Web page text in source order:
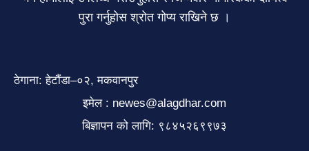
पुरा गर्नुहोस श्रोत गोप्य राखिने छ ।
ठेगाना: हेटौंडा–०२, मकवानपुर
इमेल : newes@alagdhar.com
बिज्ञापन को लागि: ९८४५२६९९७३